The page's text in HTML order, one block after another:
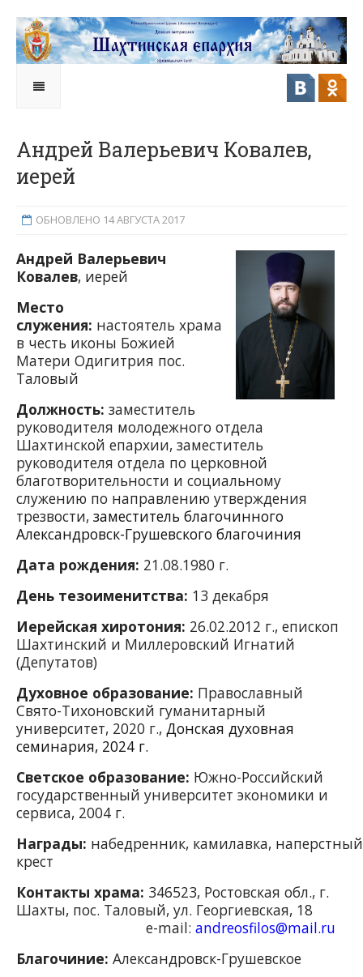
Андрей Валерьевич Ковалев,
иерей
ОБНОВЛЕНО 14 АВГУСТА 2017
Андрей Валерьевич
Ковалев, иерей
Место
служения: настоятель храма
в честь иконы Божией
Матери Одигитрия пос.
Таловый
Должность: заместитель
руководителя молодежного отдела
Шахтинской епархии, заместитель
руководителя отдела по церковной
благотворительности и социальному
служению по направлению утверждения
трезвости, заместитель благочинного
Александровск-Грушевского благочиния
Дата рождения: 21.08.1980 г.
День тезоименитства: 13 декабря
Иерейская хиротония: 26.02.2012 г., епископ
Шахтинский и Миллеровский Игнатий
(Депутатов)
Духовное образование: Православный
Свято-Тихоновский гуманитарный
университет, 2020 г., Донская духовная
семинария, 2024 г.
Светское образование: Южно-Российский
государственный университет экономики и
сервиса, 2004 г.
Награды: набедренник, камилавка, наперстный
крест
Контакты храма: 346523, Ростовская обл., г.
Шахты, пос. Таловый, ул. Георгиевская, 18
e-mail: andreosfilos@mail.ru
Благочиние: Александровск-Грушевское